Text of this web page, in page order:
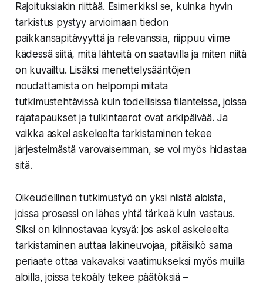
Rajoituksiakin riittää. Esimerkiksi se, kuinka hyvin
tarkistus pystyy arvioimaan tiedon
paikkansapitävyyttä ja relevanssia, riippuu viime
kädessä siitä, mitä lähteitä on saatavilla ja miten niitä
on kuvailtu. Lisäksi menettelysääntöjen
noudattamista on helpompi mitata
tutkimustehtävissä kuin todellisissa tilanteissa, joissa
rajatapaukset ja tulkintaerot ovat arkipäivää. Ja
vaikka askel askeleelta tarkistaminen tekee
järjestelmästä varovaisemman, se voi myös hidastaa
sitä.
Oikeudellinen tutkimustyö on yksi niistä aloista,
joissa prosessi on lähes yhtä tärkeä kuin vastaus.
Siksi on kiinnostavaa kysyä: jos askel askeleelta
tarkistaminen auttaa lakineuvojaa, pitäisikö sama
periaate ottaa vakavaksi vaatimukseksi myös muilla
aloilla, joissa tekoäly tekee päätöksiä –